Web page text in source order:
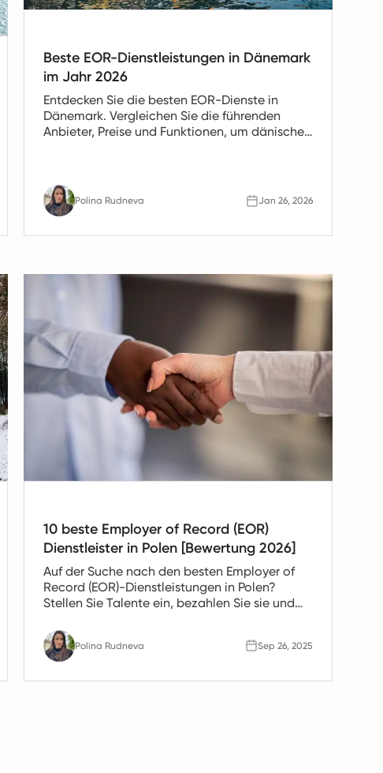
Beste EOR-Dienstleistungen in Dänemark
im Jahr 2026
Entdecken Sie die besten EOR-Dienste in
Dänemark. Vergleichen Sie die führenden
Anbieter, Preise und Funktionen, um dänische
Polina Rudneva Jan 26, 2026
10 beste Employer of Record (EOR)
Dienstleister in Polen [Bewertung 2026]
Auf der Suche nach den besten Employer of
Record (EOR)-Dienstleistungen in Polen?
Stellen Sie Talente ein, bezahlen Sie sie und
EOR-Anbietern. Vergleichen Sie noch heute
die Lösungen.
Polina Rudneva Sep 26, 2025